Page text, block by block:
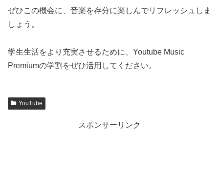
ぜひこの機会に、音楽を存分に楽しんでリフレッシュしま
しょう。
学生生活をより充実させるために、Youtube Music
Premiumの学割をぜひ活用してください。
YouTube
スポンサーリンク